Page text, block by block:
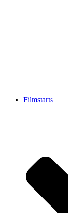
Filmstarts